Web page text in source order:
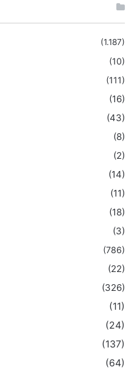
(1.187)
(10)
(111)
(16)
(43)
(8)
(2)
(14)
(11)
(18)
(3)
(786)
(22)
(326)
(11)
(24)
(137)
(64)